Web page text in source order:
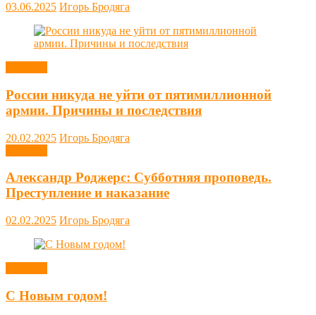
03.06.2025 Игорь Бродяга
России никуда не уйти от пятимиллионной
армии. Причины и последствия
20.02.2025 Игорь Бродяга
Александр Роджерс: Субботняя проповедь.
Преступление и наказание
02.02.2025 Игорь Бродяга
С Новым годом!